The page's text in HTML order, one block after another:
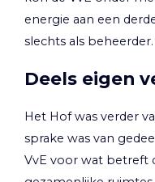
energie aan een
slechts als beheerder.
Deels eigen
Het Hof was verder
sprake was van
VvE voor wat betreft